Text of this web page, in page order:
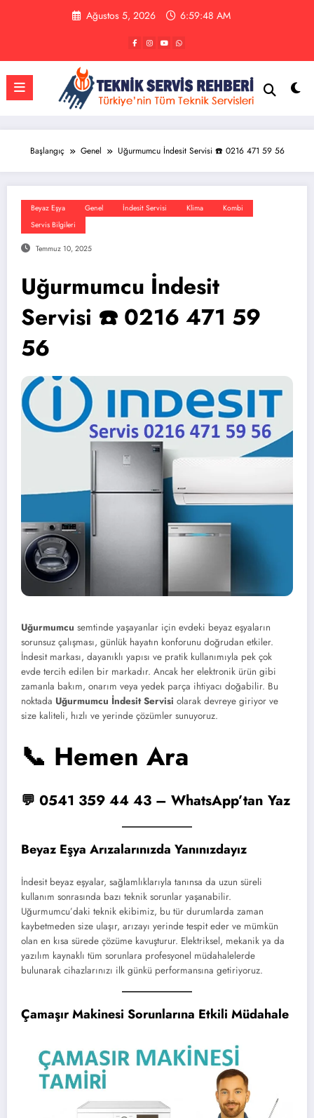
Ağustos 5, 2026 6:59:48 AM
Başlangıç Genel Uğurmumcu İndesit Servisi ☎️ 0216 471 59 56
Beyaz Eşya Genel İndesit Servisi Klima
Kombi
Servis Bilgileri
Temmuz 10, 2025
Uğurmumcu İndesit
Servisi ☎️ 0216 471 59
56
Uğurmumcu semtinde yaşayanlar için evdeki beyaz eşyaların
sorunsuz çalışması, günlük hayatın konforunu doğrudan etkiler.
İndesit markası, dayanıklı yapısı ve pratik kullanımıyla pek çok
evde tercih edilen bir markadır. Ancak her elektronik ürün gibi
zamanla bakım, onarım veya yedek parça ihtiyacı doğabilir. Bu
noktada Uğurmumcu İndesit Servisi olarak devreye giriyor ve
size kaliteli, hızlı ve yerinde çözümler sunuyoruz.
📞 Hemen Ara
💬 0541 359 44 43 – WhatsApp’tan Yaz
Beyaz Eşya Arızalarınızda Yanınızdayız
İndesit beyaz eşyalar, sağlamlıklarıyla tanınsa da uzun süreli
kullanım sonrasında bazı teknik sorunlar yaşanabilir.
Uğurmumcu’daki teknik ekibimiz, bu tür durumlarda zaman
kaybetmeden size ulaşır, arızayı yerinde tespit eder ve mümkün
olan en kısa sürede çözüme kavuşturur. Elektriksel, mekanik ya da
yazılım kaynaklı tüm sorunlara profesyonel müdahalelerde
bulunarak cihazlarınızı ilk günkü performansına getiriyoruz.
Çamaşır Makinesi Sorunlarına Etkili Müdahale